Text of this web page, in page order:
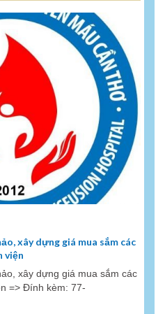
xây dựng giá mua sắm các
viện
xây dựng giá mua sắm các
=> Đính kèm: 77-